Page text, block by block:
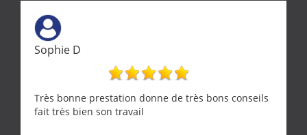
Sophie D
Très bonne prestation donne de très bons conseils
fait très bien son travail